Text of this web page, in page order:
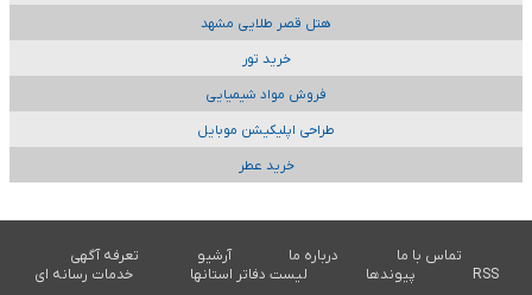
هتل قصر طلایی مشهد
خرید تور
فروش مواد شیمیایی
طراحی اپلیکیشن موبایل
خرید عطر
تماس با ما درباره ما آرشیو
تعرفه آگهی
RSS
پیوندها لیست دفاتر استانها خدمات رسانه ای